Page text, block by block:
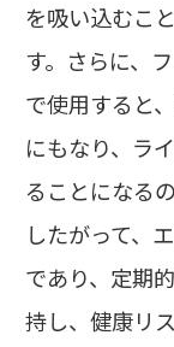
を吸い込むこ
す。さらに、
で使用すると
にもなり、ラ
ることになるの
したがって、
であり、定期
持し、健康リ